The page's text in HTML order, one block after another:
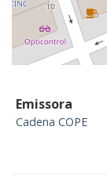
Emissora
Cadena COPE